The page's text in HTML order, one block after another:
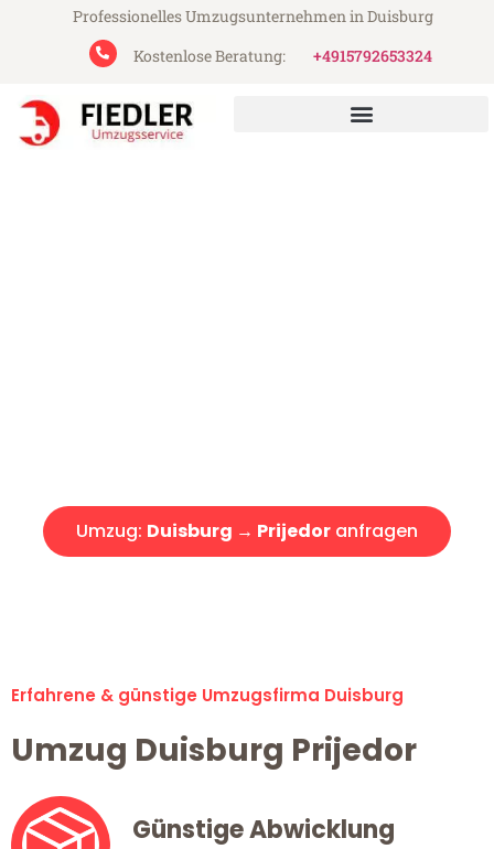
Professionelles Umzugsunternehmen in Duisburg
Kostenlose Beratung:
+4915792653324
Umzug: Duisburg → Prijedor anfragen
Erfahrene & günstige Umzugsfirma Duisburg
Umzug Duisburg Prijedor
Günstige Abwicklung